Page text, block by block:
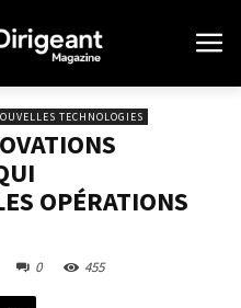
TECHNOLOGIES
OPÉRATIONS
0 455